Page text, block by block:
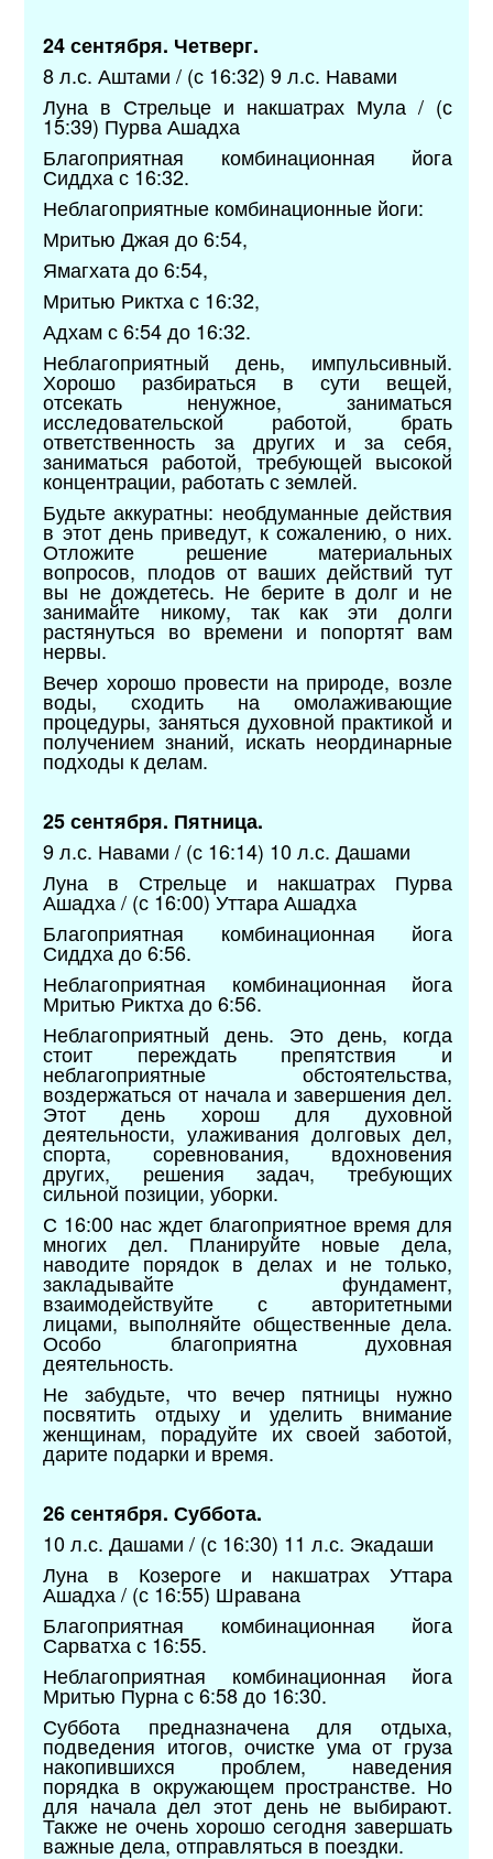
24 сентября. Четверг.
8 л.с. Аштами / (с 16:32) 9 л.с. Навами
Луна в Стрельце и накшатрах Мула / (с
15:39) Пурва Ашадха
Благоприятная комбинационная йога
Сиддха с 16:32.
Неблагоприятные комбинационные йоги:
Мритью Джая до 6:54,
Ямагхата до 6:54,
Мритью Риктха с 16:32,
Адхам с 6:54 до 16:32.
Неблагоприятный день, импульсивный.
Хорошо разбираться в сути вещей,
отсекать ненужное, заниматься
исследовательской работой, брать
ответственность за других и за себя,
заниматься работой, требующей высокой
концентрации, работать с землей.
Будьте аккуратны: необдуманные действия
в этот день приведут, к сожалению, о них.
Отложите решение материальных
вопросов, плодов от ваших действий тут
вы не дождетесь. Не берите в долг и не
занимайте никому, так как эти долги
растянуться во времени и попортят вам
нервы.
Вечер хорошо провести на природе, возле
воды, сходить на омолаживающие
процедуры, заняться духовной практикой и
получением знаний, искать неординарные
подходы к делам.
25 сентября. Пятница.
9 л.с. Навами / (с 16:14) 10 л.с. Дашами
Луна в Стрельце и накшатрах Пурва
Ашадха / (с 16:00) Уттара Ашадха
Благоприятная комбинационная йога
Сиддха до 6:56.
Неблагоприятная комбинационная йога
Мритью Риктха до 6:56.
Неблагоприятный день. Это день, когда
стоит переждать препятствия и
неблагоприятные обстоятельства,
воздержаться от начала и завершения дел.
Этот день хорош для духовной
деятельности, улаживания долговых дел,
спорта, соревнования, вдохновения
других, решения задач, требующих
сильной позиции, уборки.
С 16:00 нас ждет благоприятное время для
многих дел. Планируйте новые дела,
наводите порядок в делах и не только,
закладывайте фундамент,
взаимодействуйте с авторитетными
лицами, выполняйте общественные дела.
Особо благоприятна духовная
деятельность.
Не забудьте, что вечер пятницы нужно
посвятить отдыху и уделить внимание
женщинам, порадуйте их своей заботой,
дарите подарки и время.
26 сентября. Суббота.
10 л.с. Дашами / (с 16:30) 11 л.с. Экадаши
Луна в Козероге и накшатрах Уттара
Ашадха / (с 16:55) Шравана
Благоприятная комбинационная йога
Сарватха с 16:55.
Неблагоприятная комбинационная йога
Мритью Пурна с 6:58 до 16:30.
Суббота предназначена для отдыха,
подведения итогов, очистке ума от груза
накопившихся проблем, наведения
порядка в окружающем пространстве. Но
для начала дел этот день не выбирают.
Также не очень хорошо сегодня завершать
важные дела, отправляться в поездки.